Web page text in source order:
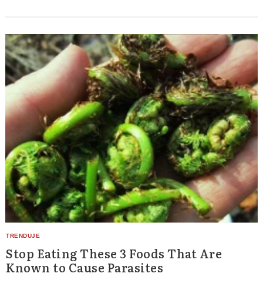
Stop Eating These 3 Foods That Are
Known to Cause Parasites